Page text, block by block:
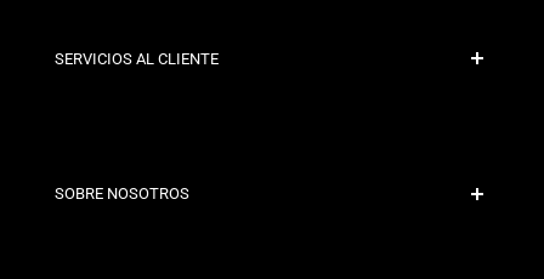
SERVICIOS AL CLIENTE
Contacto
SOBRE NOSOTROS